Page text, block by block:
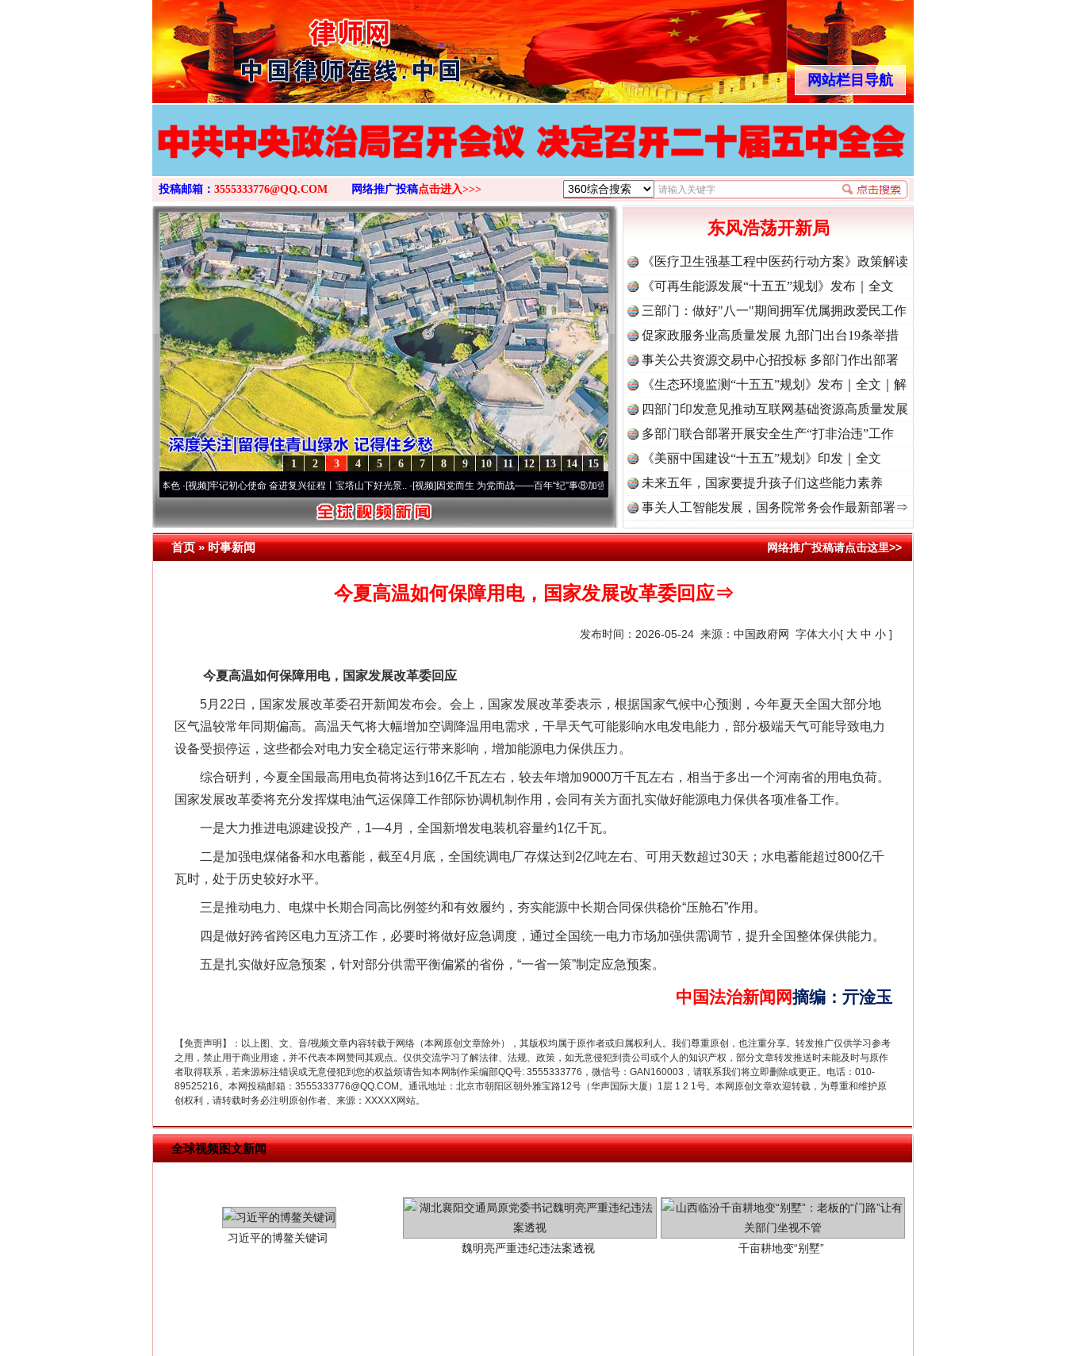
>
网站栏目导航
投稿邮箱： 3555333776@QQ.COM 网络推广投稿点击进入>>>
15
14
13
12
11
10
9
8
7
6
5
4
3
2
1
·[视频]牢记初心使命 奋进复兴征程丨宝塔山下好光景..·[视频]因党而生 为党而战——百年“纪”事⑧加强纪律..·[视频] 牢记初心使命 奋进复兴征程丨“转折之城”激荡..·[视频]牢记初心使命 奋进复兴征程丨红船起航处 潮起..
东风浩荡开新局
《医疗卫生强基工程中医药行动方案》政策解读
《可再生能源发展“十五五”规划》发布｜全文
三部门：做好"八一"期间拥军优属拥政爱民工作
促家政服务业高质量发展 九部门出台19条举措
事关公共资源交易中心招投标 多部门作出部署
《生态环境监测“十五五”规划》发布｜全文｜解
读
四部门印发意见推动互联网基础资源高质量发展
多部门联合部署开展安全生产“打非治违”工作
《美丽中国建设“十五五”规划》印发｜全文
未来五年，国家要提升孩子们这些能力素养
事关人工智能发展，国务院常务会作最新部署⇒
首页»时事新闻 网络推广投稿请点击这里>>
今夏高温如何保障用电，国家发展改革委回应⇒
发布时间：2026-05-24 来源： 中国政府网 字体大小[ 大 中 小 ]
今夏高温如何保障用电，国家发展改革委回应
5月22日，国家发展改革委召开新闻发布会。会上，国家发展改革委表示，根据国家气候中心预测，今年夏天全国大部分地
区气温较常年同期偏高。高温天气将大幅增加空调降温用电需求，干旱天气可能影响水电发电能力，部分极端天气可能导致电力
设备受损停运，这些都会对电力安全稳定运行带来影响，增加能源电力保供压力。
综合研判，今夏全国最高用电负荷将达到16亿千瓦左右，较去年增加9000万千瓦左右，相当于多出一个河南省的用电负荷。
国家发展改革委将充分发挥煤电油气运保障工作部际协调机制作用，会同有关方面扎实做好能源电力保供各项准备工作。
一是大力推进电源建设投产，1—4月，全国新增发电装机容量约1亿千瓦。
二是加强电煤储备和水电蓄能，截至4月底，全国统调电厂存煤达到2亿吨左右、可用天数超过30天；水电蓄能超过800亿千
瓦时，处于历史较好水平。
三是推动电力、电煤中长期合同高比例签约和有效履约，夯实能源中长期合同保供稳价“压舱石”作用。
四是做好跨省跨区电力互济工作，必要时将做好应急调度，通过全国统一电力市场加强供需调节，提升全国整体保供能力。
五是扎实做好应急预案，针对部分供需平衡偏紧的省份，“一省一策”制定应急预案。
中国法治新闻网摘编 ： 亓淦玉
【免责声明】：以上图、文、音/视频文章内容转载于网络（本网原创文章除外），其版权均属于原作者或归属权利人。我们尊重原创，也注重分享。转发推广仅供学习参考
之用，禁止用于商业用途，并不代表本网赞同其观点。仅供交流学习了解法律、法规、政策，如无意侵犯到贵公司或个人的知识产权，部分文章转发推送时未能及时与原作
者取得联系，若来源标注错误或无意侵犯到您的权益烦请告知本网制作采编部QQ号: 3555333776，微信号：GAN160003，请联系我们将立即删除或更正。电话：010-
89525216。本网投稿邮箱：3555333776@QQ.COM。通讯地址：北京市朝阳区朝外雅宝路12号（华声国际大厦）1层 1 2 1号。本网原创文章欢迎转载，为尊重和维护原
创权利，请转载时务必注明原创作者、来源：XXXXX网站。
全球视频图文新闻
网上购药对药下症？
茶叶“炒上天”
“神药”背后的真相
这是一记警钟！ 谢谢有你温暖了四季
在谋一域中谋全局
今年投资意愿榜揭晓